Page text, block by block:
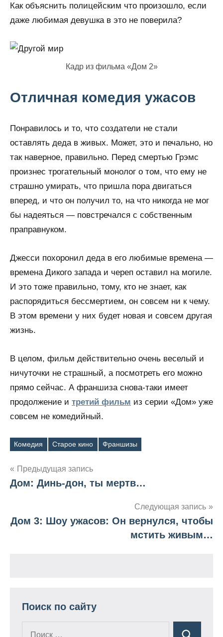
Как объяснить полицейским что произошло, если
даже любимая девушка в это не поверила?
Кадр из фильма «Дом 2»
Отличная комедия ужасов
Понравилось и то, что создатели не стали
оставлять деда в живых. Может, это и печально, но
так наверное, правильно. Перед смертью Грэмс
произнес трогательный монолог о том, что ему не
страшно умирать, что пришла пора двигаться
вперед, и что он получил то, на что никогда не мог
бы надеяться — повстречался с собственным
праправнуком.
Джесси похоронил деда в его любимые времена —
времена Дикого запада и череп оставил на могиле.
И это тоже правильно, тому, кто не знает, как
распорядиться бессмертием, он совсем ни к чему.
В этом времени у них будет новая и совсем другая
жизнь.
В целом, фильм действительно очень веселый и
ничуточки не страшный, а посмотреть его можно
прямо сейчас. А франшиза снова-таки имеет
продолжение и третий фильм из серии «Дом» уже
совсем не комедийный.
Метки
Комедия Старое кино Франшизы
Навигация
записям
Предыдущая запись
Дом: Динь-дон, ты мертв…
Следующая запись
Дом 3: Шоу ужасов: Он вернулся, чтобы
мстить живым…
Поиск по сайту